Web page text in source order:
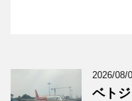
2026/08/
ベト